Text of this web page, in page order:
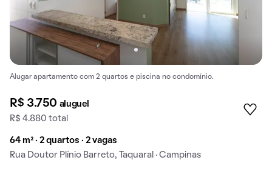
Alugar apartamento com 2 quartos e piscina no condomínio.
R$ 3.750 aluguel
R$ 4.880 total
64 m² · 2 quartos · 2 vagas
Rua Doutor Plínio Barreto, Taquaral · Campinas